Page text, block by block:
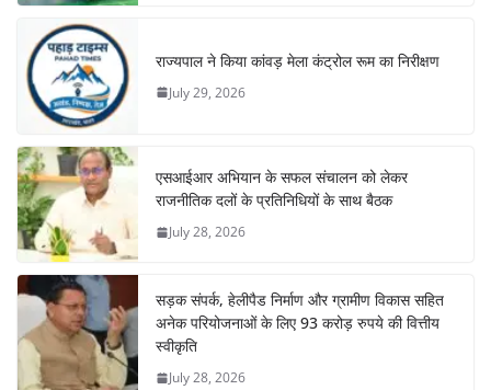
राज्यपाल ने किया कांवड़ मेला कंट्रोल रूम का निरीक्षण
July 29, 2026
एसआईआर अभियान के सफल संचालन को लेकर
राजनीतिक दलों के प्रतिनिधियों के साथ बैठक
July 28, 2026
सड़क संपर्क, हेलीपैड निर्माण और ग्रामीण विकास सहित
अनेक परियोजनाओं के लिए 93 करोड़ रुपये की वित्तीय
स्वीकृति
July 28, 2026